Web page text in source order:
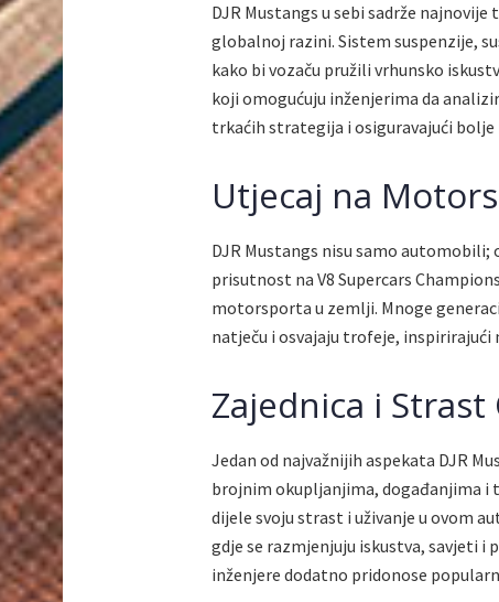
DJR Mustangs u sebi sadrže
globalnoj razini. Sistem suspenzije,
kako bi vozaču pružili vrhunsko
koji omogućuju inženjerima da
trkaćih strategija i osiguravajući
Utjecaj na
DJR Mustangs nisu samo
prisutnost na V8 Supercars
motorsporta u zemlji. Mnoge
natječu i osvajaju trofeje,
Zajednica i
Jedan od najvažnijih aspekata DJR
brojnim okupljanjima, događanjima
dijele svoju strast i uživanje u ovom
gdje se razmjenjuju iskustva, savjeti i
inženjere dodatno pridonose